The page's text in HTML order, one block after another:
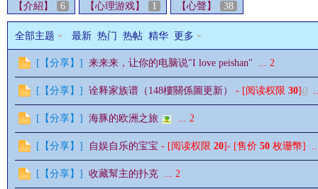
【介紹】 6 【心理游戏】 1 【心聲】 38
全部主题 最新 热门 热帖 精华 更多
[ 【分享】 ] 来来来，让你的电脑说"I love peishan" ... 2
[ 【分享】 ] 诠释家族谱（148樓關係圖更新） - [阅读权限 30]
[ 【分享】 ] 海豚的欧洲之旅 ... 2
[ 【分享】 ] 自娱自乐的宝宝 - [阅读权限 20]- [售价 50枚珊幣]
[ 【分享】 ] 收藏幫主的扑克 ... 2